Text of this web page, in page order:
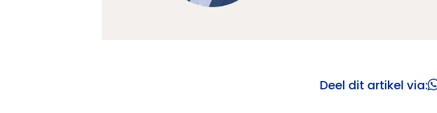
Deel dit artikel via: